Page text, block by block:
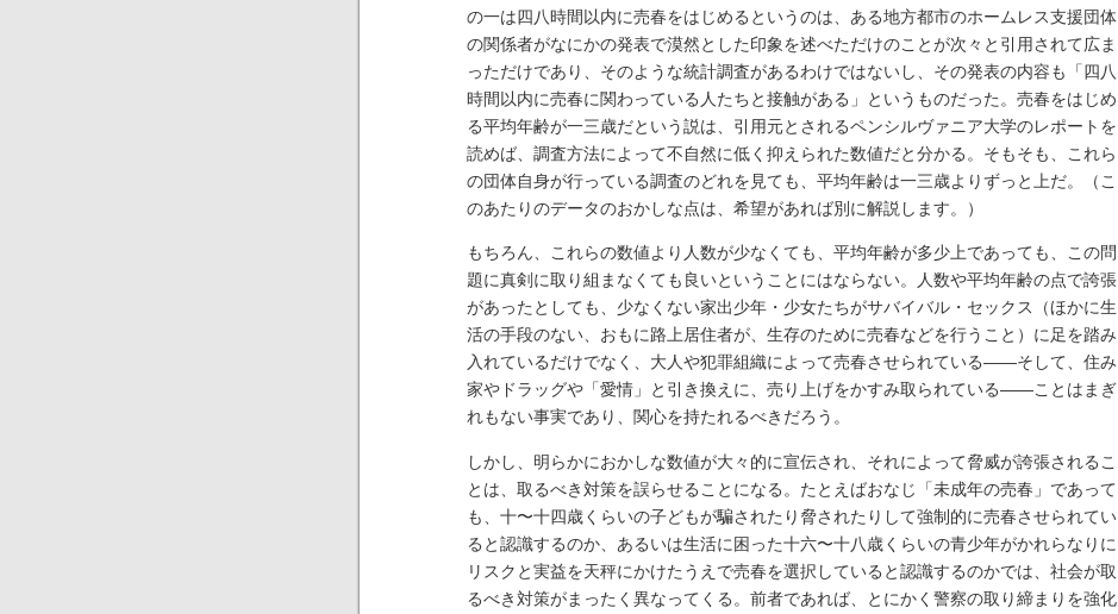
の一は四八時間以内に売春をはじめるというのは、ある地方都市のホームレス支援団体
の関係者がなにかの発表で漠然とした印象を述べただけのことが次々と引用されて広ま
っただけであり、そのような統計調査があるわけではないし、その発表の内容も「四八
時間以内に売春に関わっている人たちと接触がある」というものだった。売春をはじめ
る平均年齢が一三歳だという説は、引用元とされるペンシルヴァニア大学のレポートを
読めば、調査方法によって不自然に低く抑えられた数値だと分かる。そもそも、これら
の団体自身が行っている調査のどれを見ても、平均年齢は一三歳よりずっと上だ。（こ
のあたりのデータのおかしな点は、希望があれば別に解説します。）
もちろん、これらの数値より人数が少なくても、平均年齢が多少上であっても、この問
題に真剣に取り組まなくても良いということにはならない。人数や平均年齢の点で誇張
があったとしても、少なくない家出少年・少女たちがサバイバル・セックス（ほかに生
活の手段のない、おもに路上居住者が、生存のために売春などを行うこと）に足を踏み
入れているだけでなく、大人や犯罪組織によって売春させられている――そして、住み
家やドラッグや「愛情」と引き換えに、売り上げをかすみ取られている――ことはまぎ
れもない事実であり、関心を持たれるべきだろう。
しかし、明らかにおかしな数値が大々的に宣伝され、それによって脅威が誇張されるこ
とは、取るべき対策を誤らせることになる。たとえばおなじ「未成年の売春」であって
も、十〜十四歳くらいの子どもが騙されたり脅されたりして強制的に売春させられてい
ると認識するのか、あるいは生活に困った十六〜十八歳くらいの青少年がかれらなりに
リスクと実益を天秤にかけたうえで売春を選択していると認識するのかでは、社会が取
るべき対策がまったく異なってくる。前者であれば、とにかく警察の取り締まりを強化